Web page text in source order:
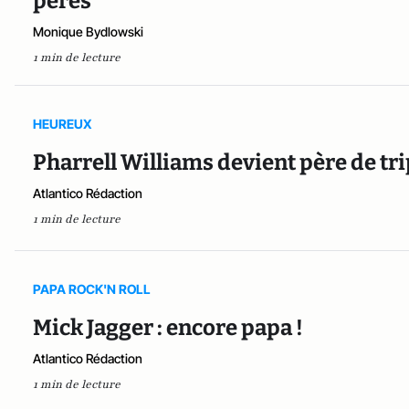
Monique Bydlowski
1 min de lecture
HEUREUX
Pharrell Williams devient père de
Atlantico Rédaction
1 min de lecture
PAPA ROCK'N ROLL
Mick Jagger : encore papa !
Atlantico Rédaction
1 min de lecture